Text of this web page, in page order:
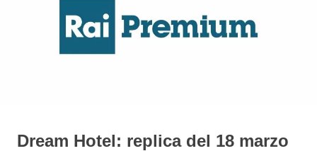
Dream Hotel: replica del 18 marzo